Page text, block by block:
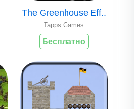
The Greenhouse Eff..
Tapps Games
Бесплатно